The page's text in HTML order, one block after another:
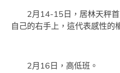
2月14-15日，居林天秤首
自己的右手上，這代表感性的
2月16日，高低班。